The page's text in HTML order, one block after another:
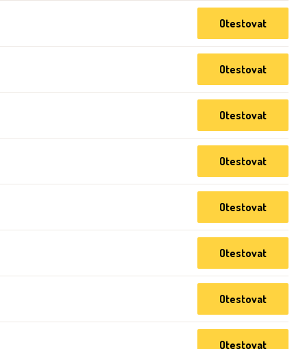
Otestovat
Otestovat
Otestovat
Otestovat
Otestovat
Otestovat
Otestovat
Otestovat